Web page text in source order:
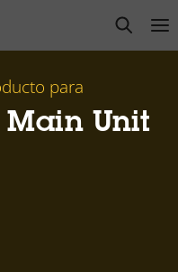
open
para
Main Unit